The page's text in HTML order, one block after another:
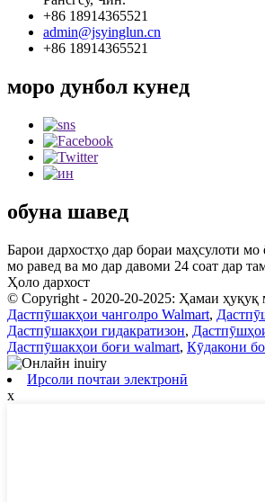
+86 18914365521
admin@jsyinglun.cn
+86 18914365521
моро дунбол кунед
обуна шавед
Барои дархостҳо дар бораи маҳсулоти
мо равед ва мо дар давоми 24 соат дар
Ҳоло дархост
© Copyright - 2020-20-2025: Ҳамаи ҳуқуқ
Дастпӯшакҳои чанголро Walmart,
Дастпӯшакҳои гидакратизон,
Дастпӯшакҳои боғи walmart, Кӯдакони
Ирсоли почтаи электронӣ
x